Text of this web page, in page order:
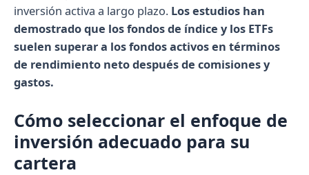
inversión activa a largo plazo. Los estudios han
demostrado que los fondos de índice y los ETFs
suelen superar a los fondos activos en términos
de rendimiento neto después de comisiones y
gastos.
Cómo seleccionar el enfoque de
inversión adecuado para su
cartera